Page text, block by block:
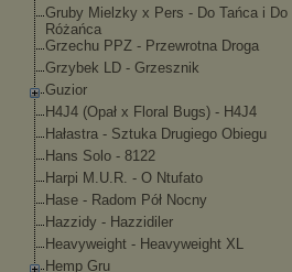
Gruby Mielzky x Pers - Do Tańca i Do
Różańca
Grzechu PPZ - Przewrotna Droga
Grzybek LD - Grzesznik
Guzior
H4J4 (Opał x Floral Bugs) - H4J4
Hałastra - Sztuka Drugiego Obiegu
Hans Solo - 8122
Harpi M.U.R. - O Ntufato
Hase - Radom Pół Nocny
Hazzidy - Hazzidiler
Heavyweight - Heavyweight XL
Hemp Gru